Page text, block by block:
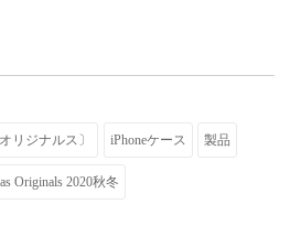
リジナルス〕 iPhoneケース 製品
Originals 2020秋冬